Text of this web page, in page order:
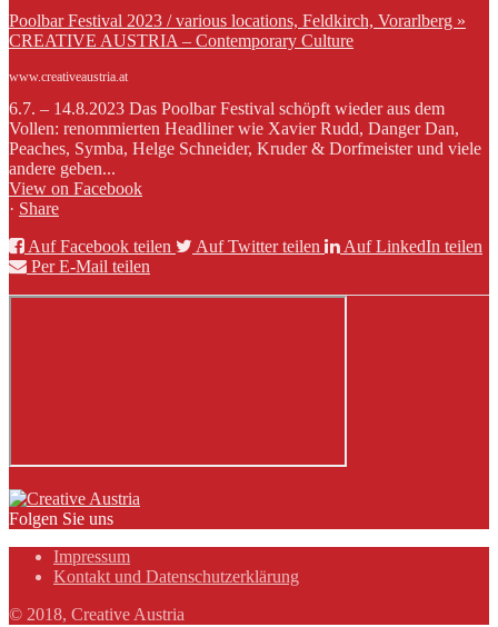
Poolbar Festival 2023 / various locations, Feldkirch, Vorarlberg »
CREATIVE AUSTRIA – Contemporary Culture
www.creativeaustria.at
6.7. – 14.8.2023 Das Poolbar Festival schöpft wieder aus dem
Vollen: renommierten Headliner wie Xavier Rudd, Danger Dan,
Peaches, Symba, Helge Schneider, Kruder & Dorfmeister und viele
andere geben...
View on Facebook
· Share
Auf Facebook teilen
Auf Twitter teilen
Auf LinkedIn teilen
Per E-Mail teilen
Folgen Sie uns
Impressum
Kontakt und Datenschutzerklärung
© 2018, Creative Austria